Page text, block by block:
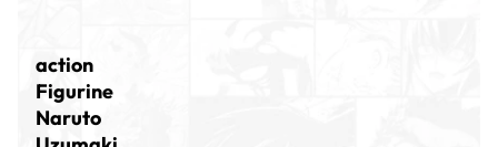
action
Figurine
Naruto